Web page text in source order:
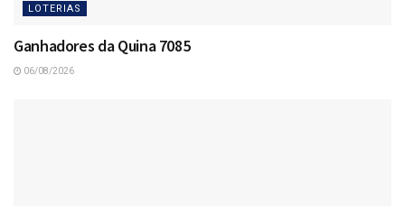
LOTERIAS
Ganhadores da Quina 7085
06/08/2026